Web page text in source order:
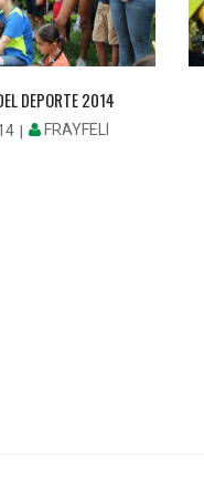
DEPORTE 2014
FRAYFELI